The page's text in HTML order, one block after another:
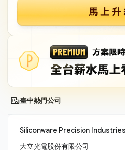
臺中熱門公司
大立光電股份有限公司